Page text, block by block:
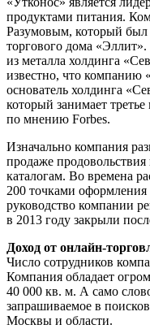
продуктами питания.
Разумовым, который
торгового дома
из металла холдинга
известно, что компанию
основатель холдинга
который занимает
по мнению Forbes.
Изначально компания
продаже
каталогам. Во времена
200 точками
руководство компании
в 2013 году закрыли
Доход от онлайн-
Число сотрудников
Компания обладает
40 000 кв. м. А само
запрашиваемое в
Москвы и области.